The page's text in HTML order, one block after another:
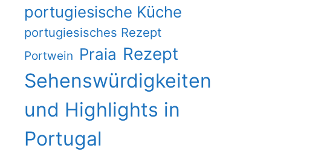
portugiesische Küche
portugiesisches Rezept
Portwein Praia Rezept
Sehenswürdigkeiten
und Highlights in
Portugal